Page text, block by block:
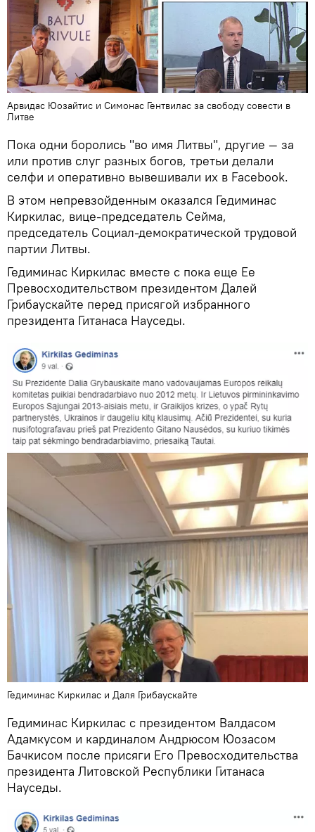
Арвидас Юозайтис и Симонас Гентвилас за свободу совести в
Литве
Пока одни боролись "во имя Литвы", другие — за
или против слуг разных богов, третьи делали
селфи и оперативно вывешивали их в Facebook.
В этом непревзойденным оказался Гедиминас
Киркилас, вице-председатель Сейма,
председатель Социал-демократической трудовой
партии Литвы.
Гедиминас Киркилас вместе с пока еще Ее
Превосходительством президентом Далей
Грибаускайте перед присягой избранного
президента Гитанаса Науседы.
Гедиминас Киркилас и Даля Грибаускайте
Гедиминас Киркилас с президентом Валдасом
Адамкусом и кардиналом Андрюсом Юозасом
Бачкисом после присяги Его Превосходительства
президента Литовской Республики Гитанаса
Науседы.